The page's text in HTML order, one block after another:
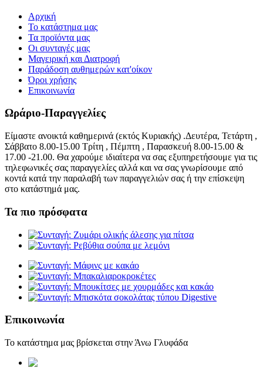
Αρχική
Το κατάστημα μας
Τα προϊόντα μας
Οι συνταγές μας
Μαγειρική και Διατροφή
Παράδοση αυθημερών κατ'οίκον
Όροι χρήσης
Επικοινωνία
Ωράριο-Παραγγελίες
Είμαστε ανοικτά καθημερινά (εκτός Κυριακής) .Δευτέρα, Τετάρτη ,
Σάββατο 8.00-15.00 Τρίτη , Πέμπτη , Παρασκευή 8.00-15.00 &
17.00 -21.00. Θα χαρούμε ιδιαίτερα να σας εξυπηρετήσουμε για τις
τηλεφωνικές σας παραγγελίες αλλά και να σας γνωρίσουμε από
κοντά κατά την παραλαβή των παραγγελιών σας ή την επίσκεψη
στο κατάστημά μας.
Τα πιο πρόσφατα
Επικοινωνία
Το κατάστημα μας βρίσκεται στην Άνω Γλυφάδα